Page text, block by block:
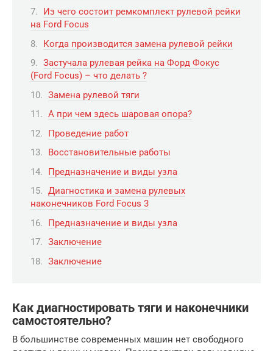
Из чего состоит ремкомплект рулевой рейки
на Ford Focus
Когда производится замена рулевой рейки
Застучала рулевая рейка на Форд Фокус
(Ford Focus) – что делать ?
Замена рулевой тяги
А при чем здесь шаровая опора?
Проведение работ
Восстановительные работы
Предназначение и виды узла
Диагностика и замена рулевых
наконечников Ford Focus 3
Предназначение и виды узла
Заключение
Заключение
Как диагностировать тяги и наконечники
самостоятельно?
В большинстве современных машин нет свободного